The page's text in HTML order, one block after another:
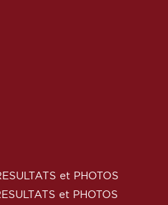
et PHOTOS
et PHOTOS